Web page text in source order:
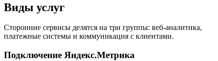
Виды услуг
Сторонние сервисы делятся на три группы: веб-аналитика,
платежные системы и коммуникация с клиентами.
Подключение Яндекс.Метрика